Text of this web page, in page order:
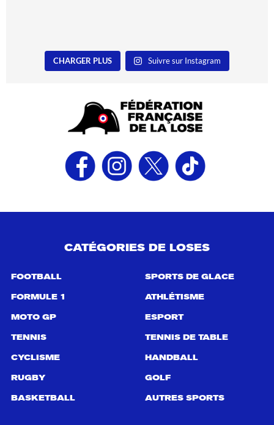
CHARGER PLUS Suivre sur Instagram
CATÉGORIES DE LOSES
FOOTBALL
FORMULE 1
MOTO GP
TENNIS
CYCLISME
RUGBY
BASKETBALL
SPORTS DE GLACE
ATHLÉTISME
ESPORT
TENNIS DE TABLE
HANDBALL
GOLF
AUTRES SPORTS